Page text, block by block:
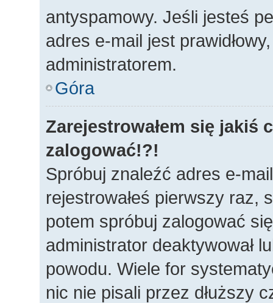
antyspamowy. Jeśli jesteś
adres e-mail jest
administratorem.
Góra
Zarejestrowałem się jakiś
zalogować!?!
Spróbuj znaleźć adres e-
rejestrowałeś pierwszy raz,
potem spróbuj zalogować
administrator deaktywował
powodu. Wiele for
nic nie pisali przez dłuższy